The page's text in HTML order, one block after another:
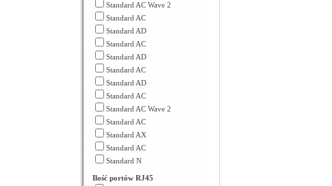
Standard AC Wave 2
Standard AC
Standard AD
Standard AC
Standard AD
Standard AC
Standard AD
Standard AC
Standard AC Wave 2
Standard AC
Standard AX
Standard AC
Standard N
Ilość portów RJ45